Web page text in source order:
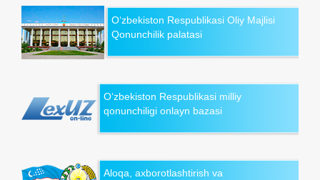
O‘zbekiston Respublikasi Oliy Majlisi
Qonunchilik palatasi
O‘zbekiston Respublikasi milliy
qonunchiligi onlayn bazasi
Aloqa, axborotlashtirish va